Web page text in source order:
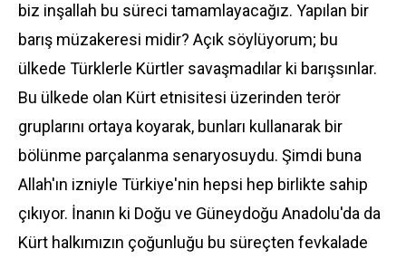
biz inşallah bu süreci tamamlayacağız. Yapılan bir
barış müzakeresi midir? Açık söylüyorum; bu
ülkede Türklerle Kürtler savaşmadılar ki barışsınlar.
Bu ülkede olan Kürt etnisitesi üzerinden terör
gruplarını ortaya koyarak, bunları kullanarak bir
bölünme parçalanma senaryosuydu. Şimdi buna
Allah'ın izniyle Türkiye'nin hepsi hep birlikte sahip
çıkıyor. İnanın ki Doğu ve Güneydoğu Anadolu'da da
Kürt halkımızın çoğunluğu bu süreçten fevkalade